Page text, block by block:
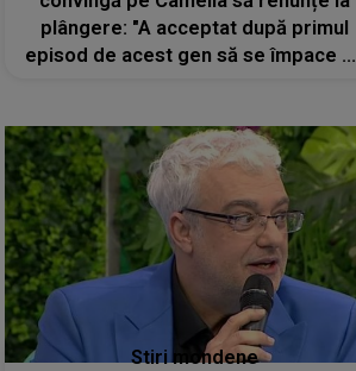
plângere: "A acceptat după primul
episod de acest gen să se împace cu
strategică
Stiri mondene